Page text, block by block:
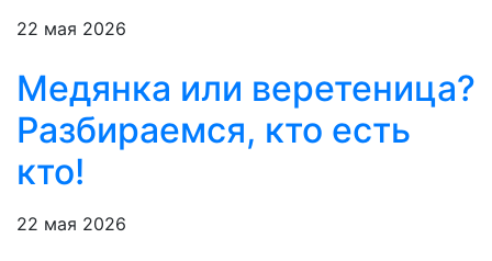
22 мая 2026
Медянка или веретеница?
Разбираемся, кто есть
кто!
22 мая 2026